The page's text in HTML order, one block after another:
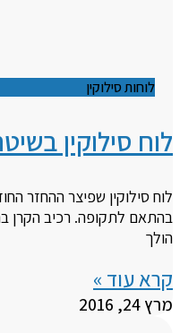
לוחות סילוקין
לוח סילוקין
לוח סילוקין שפיצר ההחזר
בהתאם לתקופה. רכיב הקרן
הולך
קרא עוד »
מרץ 24, 2016